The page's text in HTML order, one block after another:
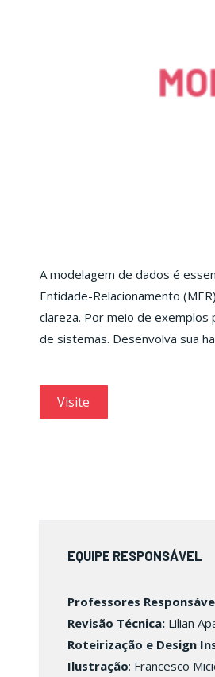
A modelagem de dados é
Entidade-Relacionamento
clareza. Por meio de
de sistemas. Desenvolva sua
Visite
EQUIPE RESPONSÁVEL
Professores
Revisão Técnica:Lilian
Roteirização e Design
Ilustração: Francesco